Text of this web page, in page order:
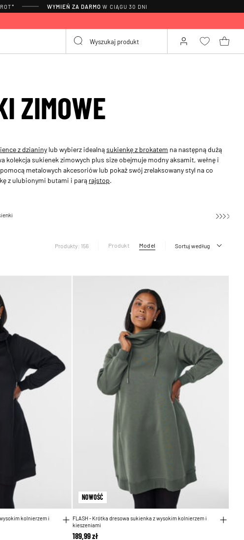
WYMIEŃ ZA DARMO W CIĄGU 30 DNI
ZIMOWE
z dzianiny lub wybierz idealnąsukienkę z brokatem na następną dużą
kolekcja sukienek zimowych plus size obejmuje modny aksamit, wełnę i
metalowych akcesoriów lub pokaż swój zrelaksowany styl na co
z ulubionymi butami i parą rajstop.
Produkty: 156 Produkt Model Sortuj według
kolnierzem i
NOWOŚĆ
FLASH - Krótka dresowa sukienka z wysokim kolnierzem i
kieszeniami
189,99 zł